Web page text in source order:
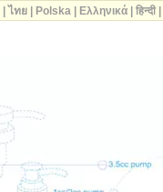
ไทย| Polska| Ελληνικά| हिन्दी|